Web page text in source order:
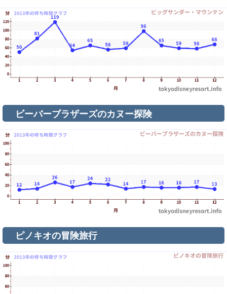
ビーバーブラザーズのカヌー探険
ピノキオの冒険旅行